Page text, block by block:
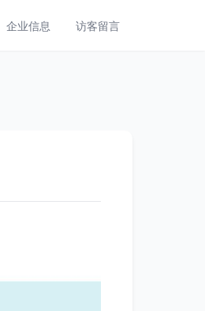
企业信息 访客留言